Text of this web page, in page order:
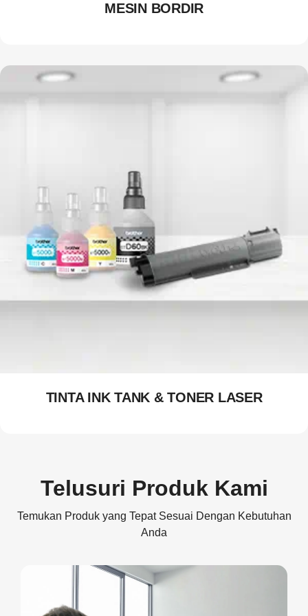
MESIN BORDIR
TINTA INK TANK & TONER LASER
Telusuri Produk Kami
Temukan Produk yang Tepat Sesuai Dengan Kebutuhan
Anda